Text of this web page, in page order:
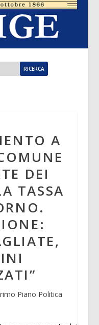
A
DEI
TASSA
Piano Politica